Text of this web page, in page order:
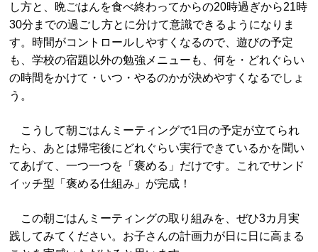
し方と、晩ごはんを食べ終わってからの20時過ぎから21時
30分までの過ごし方とに分けて意識できるようになりま
す。時間がコントロールしやすくなるので、遊びの予定
も、学校の宿題以外の勉強メニューも、何を・どれぐらい
の時間をかけて・いつ・やるのかが決めやすくなるでしょ
う。
こうして朝ごはんミーティングで1日の予定が立てられ
たら、あとは帰宅後にどれぐらい実行できているかを聞い
てあげて、一つ一つを「褒める」だけです。これでサンド
イッチ型「褒める仕組み」が完成！
この朝ごはんミーティングの取り組みを、ぜひ3カ月実
践してみてください。お子さんの計画力が日に日に高まる